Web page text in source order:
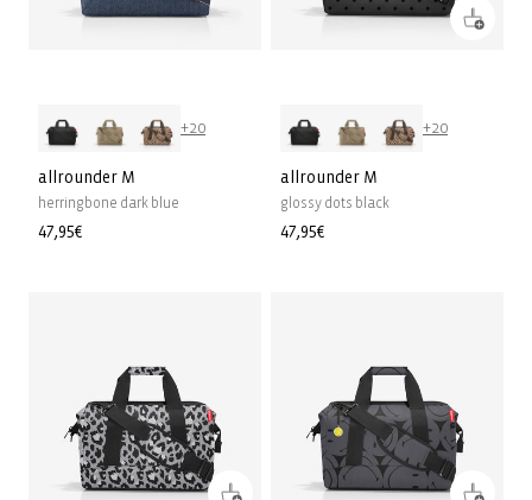
+20
allrounder M
herringbone dark blue
Prix
47,95€
+20
allrounder M
glossy dots black
Prix
47,95€